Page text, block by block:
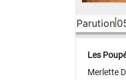
Parution
Les
Merlette